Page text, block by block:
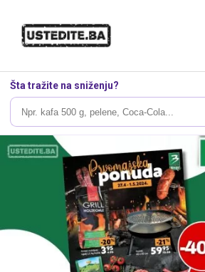
Šta tražite na sniženju?